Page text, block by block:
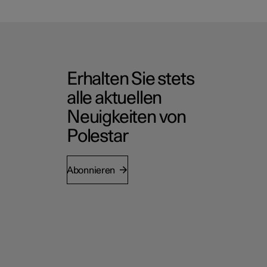
Erhalten Sie stets
alle aktuellen
Neuigkeiten von
Polestar
Abonnieren